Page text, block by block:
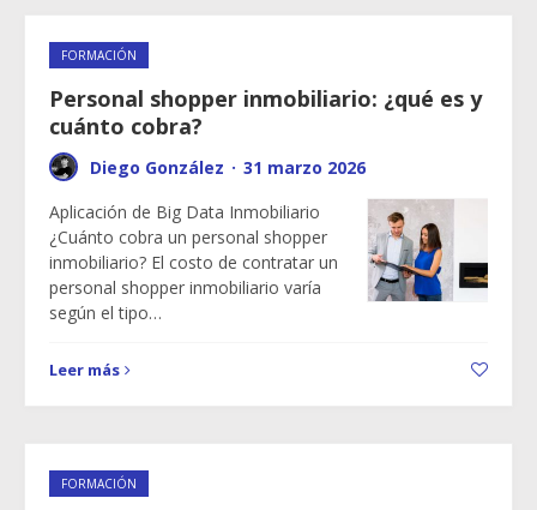
FORMACIÓN
Personal shopper inmobiliario: ¿qué es y
cuánto cobra?
Diego González · 31 marzo 2026
Aplicación de Big Data Inmobiliario
¿Cuánto cobra un personal shopper
inmobiliario? El costo de contratar un
personal shopper inmobiliario varía
según el tipo…
Leer más
FORMACIÓN